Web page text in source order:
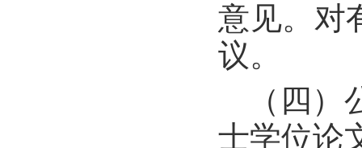
意见。对
议。
（四
士学位论